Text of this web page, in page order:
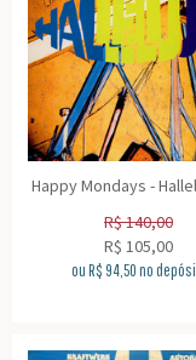
Happy Mondays -
R$140,00
R$ 105,00
ou R$ 94,50no